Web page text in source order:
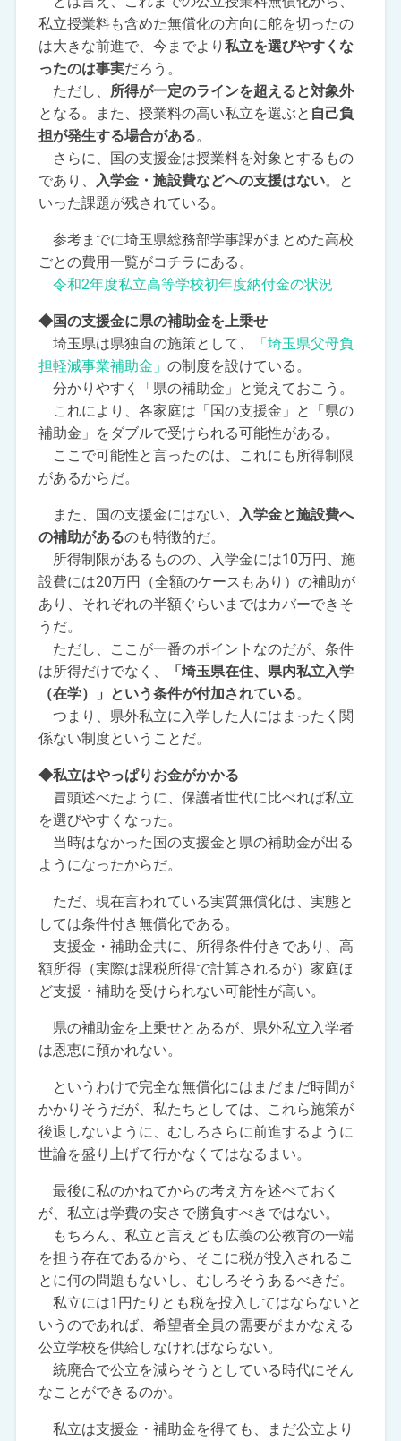
私立授業料も含めた無償化の方向に舵を切ったの
は大きな前進で、今までより 私立を選びやすくな
ったのは事実だろう。
ただし、 所得が一定のラインを超えると対象外
となる。また、授業料の高い私立を選ぶと 自己負
担が発生する場合がある。
さらに、国の支援金は授業料を対象とするもの
であり、
入学金・施設費などへの支援はない。と
いった課題が残されている。
参考までに埼玉県総務部学事課がまとめた高校
ごとの費用一覧がコチラにある。
令和2年度私立高等学校初年度納付金の状況
◆国の支援金に県の補助金を上乗せ
埼玉県は県独自の施策として、
「埼玉県父母負
担軽減事業補助金」 の制度を設けている。
分かりやすく「県の補助金」と覚えておこう。
これにより、各家庭は「国の支援金」と「県の
補助金」をダブルで受けられる可能性がある。
ここで可能性と言ったのは、これにも所得制限
があるからだ。
また、国の支援金にはない、
入学金と施設費へ
の補助があるのも特徴的だ。
所得制限があるものの、入学金には10万円、施
設費には20万円（全額のケースもあり）の補助が
あり、それぞれの半額ぐらいまではカバーできそ
うだ。
ただし、ここが一番のポイントなのだが、条件
は所得だけでなく、
「埼玉県在住、県内私立入学
（在学）」という条件が付加されている。
つまり、県外私立に入学した人にはまったく関
係ない制度ということだ。
◆私立はやっぱりお金がかかる
冒頭述べたように、保護者世代に比べれば私立
を選びやすくなった。
当時はなかった国の支援金と県の補助金が出る
ようになったからだ。
ただ、現在言われている実質無償化は、実態と
しては条件付き無償化である。
支援金・補助金共に、所得条件付きであり、高
額所得（実際は課税所得で計算されるが）家庭ほ
ど支援・補助を受けられない可能性が高い。
県の補助金を上乗せとあるが、県外私立入学者
は恩恵に預かれない。
というわけで完全な無償化にはまだまだ時間が
かかりそうだが、私たちとしては、これら施策が
後退しないように、むしろさらに前進するように
世論を盛り上げて行かなくてはなるまい。
最後に私のかねてからの考え方を述べておく
が、私立は学費の安さで勝負すべきではない。
もちろん、私立と言えども広義の公教育の一端
を担う存在であるから、そこに税が投入されるこ
とに何の問題もないし、むしろそうあるべきだ。
私立には1円たりとも税を投入してはならないと
いうのであれば、希望者全員の需要がまかなえる
公立学校を供給しなければならない。
統廃合で公立を減らそうとしている時代にそん
なことができるのか。
私立は支援金・補助金を得ても、まだ公立より